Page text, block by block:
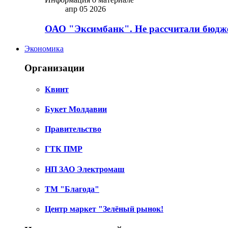
апр 05 2026
ОАО "Эксимбанк". Не рассчитали
Экономика
Организации
Квинт
Букет Молдавии
Правительство
ГТК ПМР
НП ЗАО Электромаш
ТМ "Благода"
Центр маркет "Зелёный рынок!